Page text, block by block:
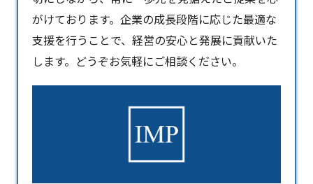
がけております。企業の成長段階に応じた最適な
支援を行うことで、経営の安心と発展に貢献いた
します。どうぞお気軽にご相談ください。